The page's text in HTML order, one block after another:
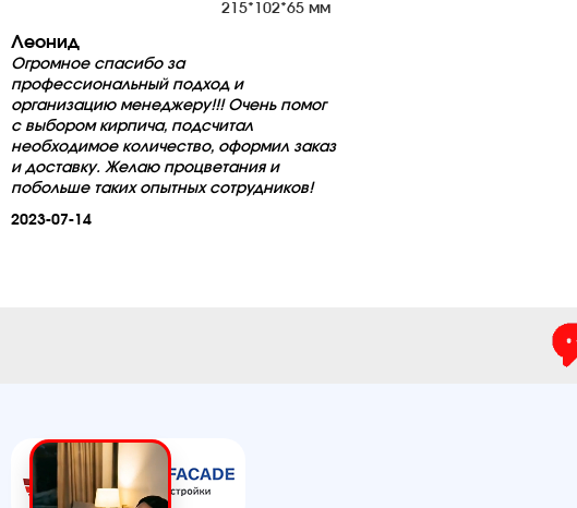
215*102*65 мм
Леонид
Огромное спасибо за
профессиональный подход и
организацию менеджеру!!! Очень помог
с выбором кирпича, подсчитал
необходимое количество, оформил заказ
и доставку. Желаю процветания и
побольше таких опытных сотрудников!
2023-07-14